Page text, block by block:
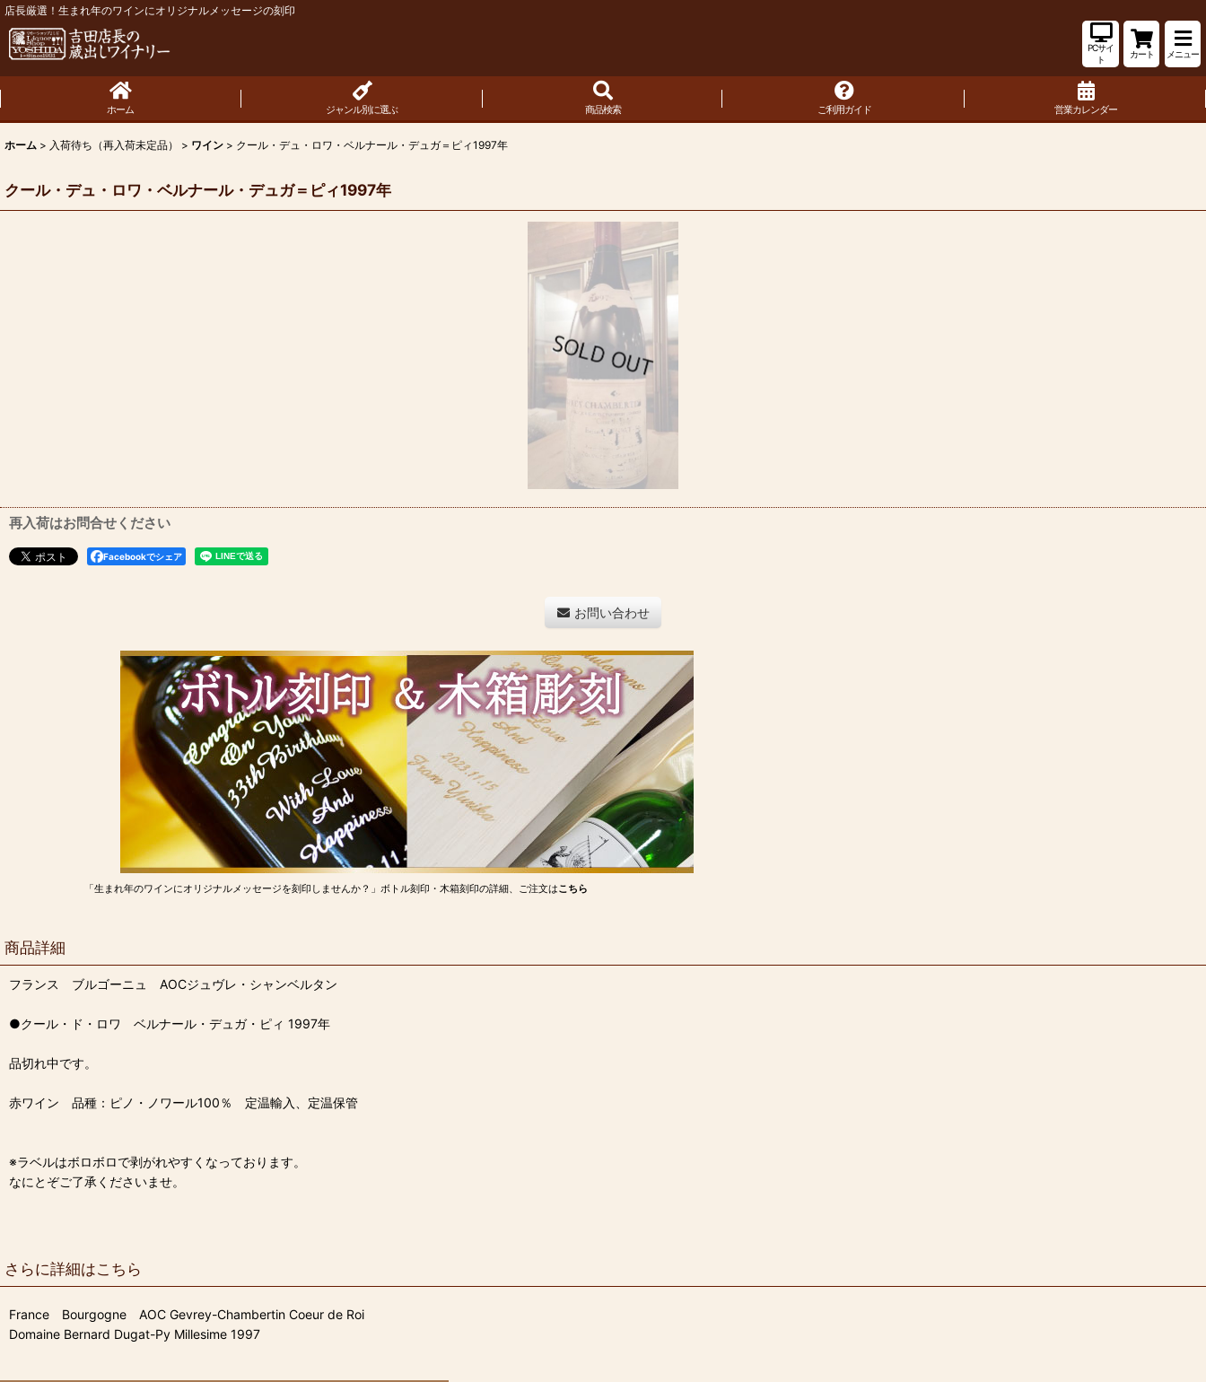
店長厳選！生まれ年のワインにオリジナルメッセージの刻印
PCサイ
ト
カート メニュー
ホーム ジャンル別に選ぶ 商品検索 ご利用ガイド 営業カレンダー
ホーム > 入荷待ち（再入荷未定品） > ワイン > クール・デュ・ロワ・ベルナール・デュガ＝ピィ1997年
クール・デュ・ロワ・ベルナール・デュガ＝ピィ1997年
再入荷はお問合せください
Facebookでシェア
お問い合わせ
「生まれ年のワインにオリジナルメッセージを刻印しませんか？」ボトル刻印・木箱刻印の詳細、ご注文はこちら
商品詳細
フランス ブルゴーニュ AOCジュヴレ・シャンベルタン
●クール・ド・ロワ ベルナール・デュガ・ピィ 1997年
品切れ中です。
赤ワイン 品種：ピノ・ノワール100％ 定温輸入、定温保管
※ラベルはボロボロで剥がれやすくなっております。
なにとぞご了承くださいませ。
さらに詳細はこちら
France Bourgogne AOC Gevrey-Chambertin Coeur de Roi
Domaine Bernard Dugat-Py Millesime 1997